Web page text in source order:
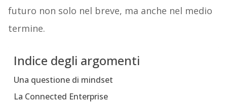
futuro non solo nel breve, ma anche nel medio
termine.
Indice degli argomenti
Una questione di mindset
La Connected Enterprise